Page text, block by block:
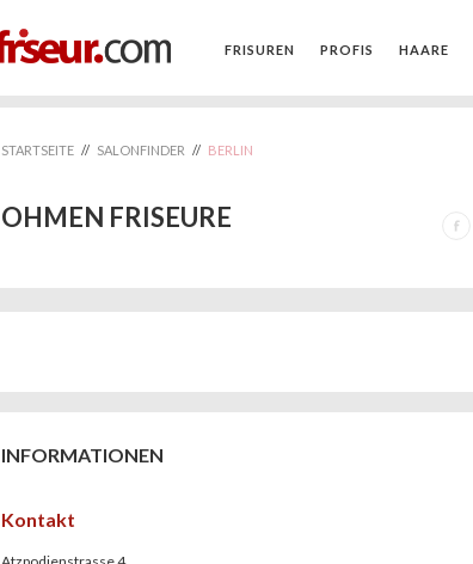
FRISUREN PROFIS HAARE
STARTSEITE // SALONFINDER // BERLIN
OHMEN FRISEURE
INFORMATIONEN
Kontakt